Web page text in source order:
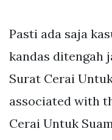
Pasti ada saja
kandas ditengah
Surat Cerai
associated with
Cerai Untuk